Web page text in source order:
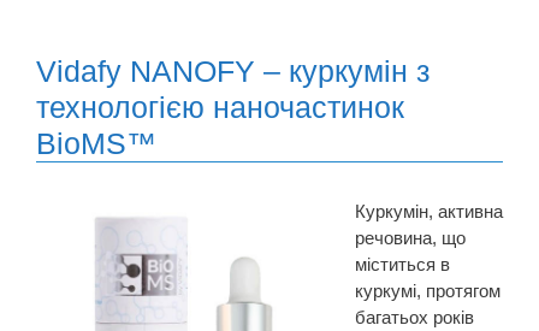
Vidafy NANOFY – куркумін з
технологією наночастинок
BioMS™
Куркумін, активна
речовина, що
міститься в
куркумі, протягом
багатьох років